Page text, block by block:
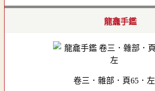
龍龕手鑑
卷三．雜部．頁65．左